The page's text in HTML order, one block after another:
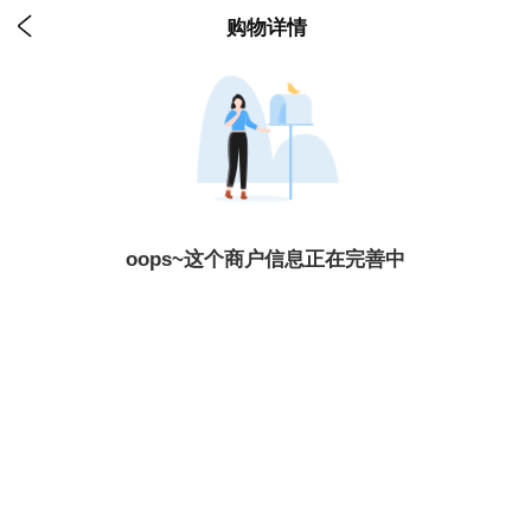
 购物详情
oops~这个商户信息正在完善中